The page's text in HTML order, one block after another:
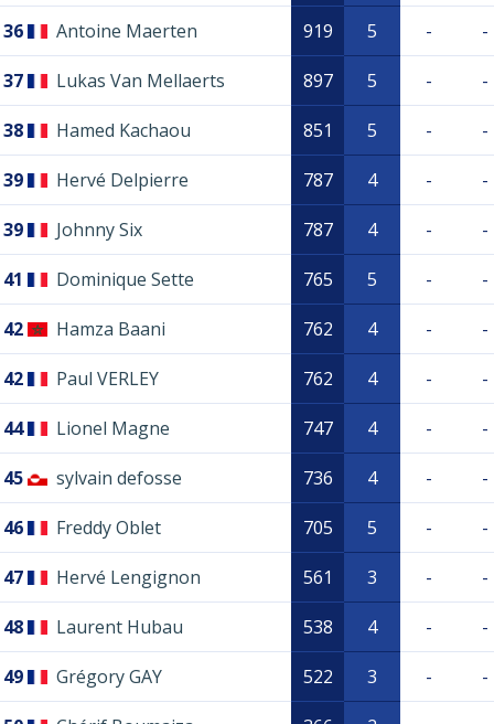
36 Antoine Maerten 919 5 - -
37 Lukas Van Mellaerts 897 5 - -
38 Hamed Kachaou 851 5 - -
39 Hervé Delpierre 787 4 - -
39 Johnny Six 787 4 - -
41 Dominique Sette 765 5 - -
42 Hamza Baani 762 4 - -
42 Paul VERLEY 762 4 - -
44 Lionel Magne 747 4 - -
45 sylvain defosse 736 4 - -
46 Freddy Oblet 705 5 - -
47 Hervé Lengignon 561 3 - -
48 Laurent Hubau 538 4 - -
49 Grégory GAY 522 3 - -